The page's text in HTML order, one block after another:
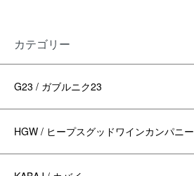
カテゴリー
G23 / ガブルニク23
HGW / ヒープスグッドワインカンパニー